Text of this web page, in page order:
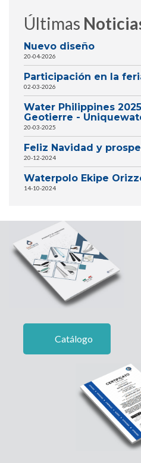
Últimas
Nuevo diseño
20-04-2026
Participación en la
02-03-2026
Water Philippines
Geotierre -
20-03-2025
Feliz Navidad y
20-12-2024
Waterpolo Ekipe
14-10-2024
Catálogo